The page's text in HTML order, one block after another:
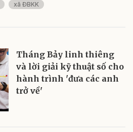
xã ĐBKK
Tháng Bảy linh thiêng
và lời giải kỹ thuật số cho
hành trình 'đưa các anh
trở về'